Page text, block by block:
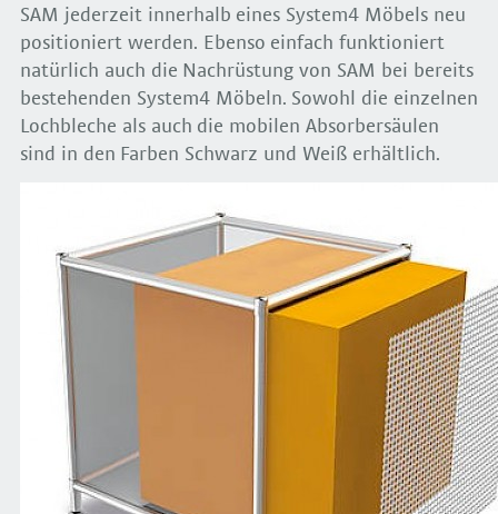
SAM jederzeit innerhalb eines System4 Möbels neu
positioniert werden. Ebenso einfach funktioniert
natürlich auch die Nachrüstung von SAM bei bereits
bestehenden System4 Möbeln. Sowohl die einzelnen
Lochbleche als auch die mobilen Absorbersäulen
sind in den Farben Schwarz und Weiß erhältlich.